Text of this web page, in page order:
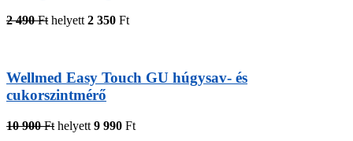
2 490 Fthelyett2 350 Ft
Wellmed Easy Touch GU húgysav- és
cukorszintmérő
10 900 Ft helyett 9 990 Ft